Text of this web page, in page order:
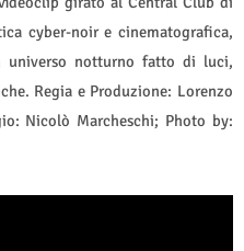
cyber-noir e cinematografica,
universo notturno fatto di luci,
Regia e Produzione: Lorenzo
Nicolò Marcheschi; Photo by: